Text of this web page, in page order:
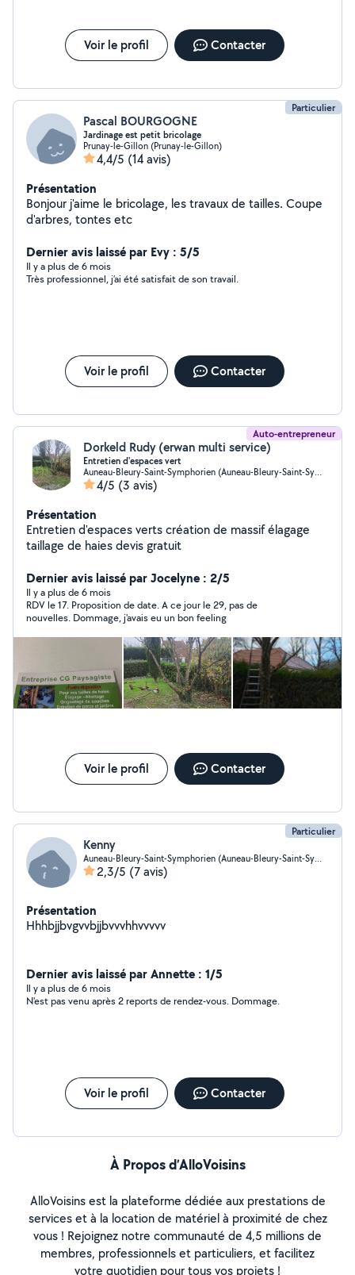
Voir le profil Contacter
Particulier
Pascal BOURGOGNE
Jardinage est petit bricolage
Prunay-le-Gillon (Prunay-le-Gillon)
4,4/5 (14 avis)
Présentation
Bonjour j'aime le bricolage, les travaux de tailles. Coupe
d'arbres, tontes etc
Dernier avis laissé par Evy : 5/5
Il y a plus de 6 mois
Très professionnel, j’ai été satisfait de son travail.
Voir le profil Contacter
Auto-entrepreneur
Dorkeld Rudy (erwan multi service)
Entretien d'espaces vert
Auneau-Bleury-Saint-Symphorien (Auneau-Bleury-Saint-Symphorien)
4/5 (3 avis)
Présentation
Entretien d'espaces verts création de massif élagage
taillage de haies devis gratuit
Dernier avis laissé par Jocelyne : 2/5
Il y a plus de 6 mois
RDV le 17. Proposition de date. A ce jour le 29, pas de
nouvelles. Dommage, j'avais eu un bon feeling
Voir le profil Contacter
Particulier
Kenny
Auneau-Bleury-Saint-Symphorien (Auneau-Bleury-Saint-Symphorien)
2,3/5 (7 avis)
Présentation
Hhhbjjbvgvvbjjbvvvhhvvvvv
Dernier avis laissé par Annette : 1/5
Il y a plus de 6 mois
N'est pas venu après 2 reports de rendez-vous. Dommage.
Voir le profil Contacter
À Propos d’AlloVoisins
AlloVoisins est la plateforme dédiée aux prestations de
services et à la location de matériel à proximité de chez
vous ! Rejoignez notre communauté de 4,5 millions de
membres, professionnels et particuliers, et facilitez
votre quotidien pour tous vos projets !